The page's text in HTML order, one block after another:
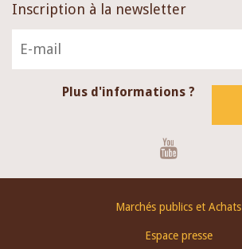
Inscription à la newsletter
Plus d'informations ?
Marchés publics et Achats
Espace presse